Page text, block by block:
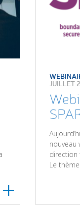
JUILLET
nouveau
direction
Le thème